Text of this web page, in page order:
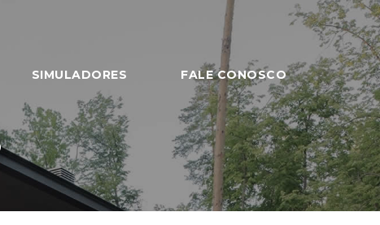
SIMULADORES FALE CONOSCO